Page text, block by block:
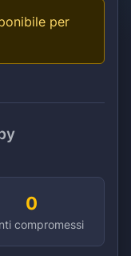
per
0
compromessi